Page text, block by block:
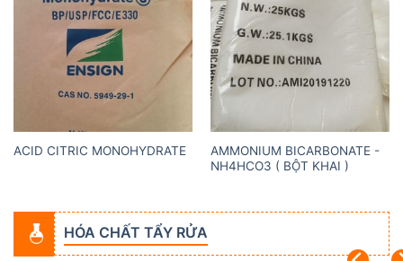
Add to
ACID CITRIC MONOHYDRATE
Add to
AMMONIUM BICARBONATE -
NH4HCO3 ( BỘT KHAI )
HÓA CHẤT TẨY RỬA